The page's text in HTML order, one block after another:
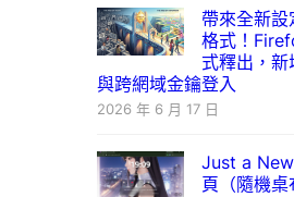
帶來全新
格式！
式釋出，新
與跨網域金鑰登入
2026 年 6 月 17 日
Just a
頁（隨機桌